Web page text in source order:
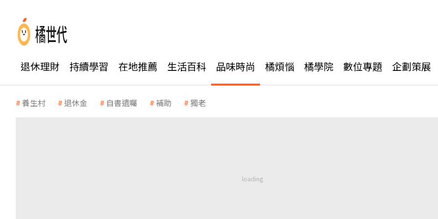
退休理財 持續學習 在地推薦 生活百科 品味時尚 橘煩惱 橘學院 數位專題 企劃策展
養生村 退休金 自書遺囑 補助 獨老